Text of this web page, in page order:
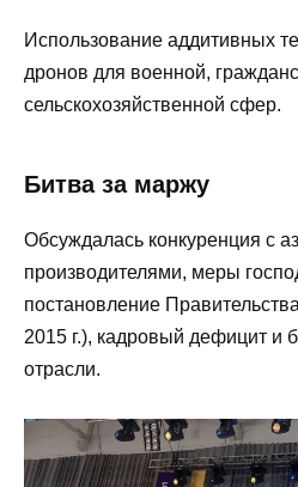
Использование аддитивных
дронов для военной,
сельскохозяйственной сфер.
Битва за маржу
Обсуждалась конкуренция с
производителями, меры
постановление
2015 г.), кадровый дефицит и
отрасли.